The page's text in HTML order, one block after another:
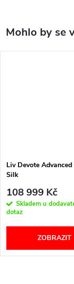
Liv Devote Advanced
Silk
108 999 Kč
Skladem u
dotaz
ZOBRAZIT